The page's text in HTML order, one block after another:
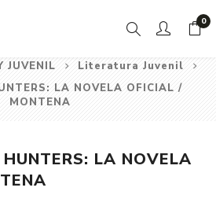
0
JUVENIL
Literatura Juvenil
LA NOVELA OFICIAL /
MONTENA
LA NOVELA